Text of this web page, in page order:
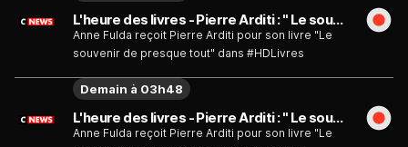
L'heure des livres - Pierre Arditi : " Le souvenir de presque tout " - Émission du mardi 11 août
Anne Fulda reçoit Pierre Arditi pour son livre "Le
souvenir de presque tout" dans #HDLivres
L'heure des livres - Pierre Arditi : " Le souvenir de presque tout " - Émission du mardi 11 août
Anne Fulda reçoit Pierre Arditi pour son livre "Le
Demain à 03h48